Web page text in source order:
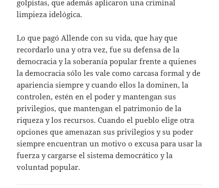
golpistas, que además aplicaron una criminal
limpieza idelógica.
Lo que pagó Allende con su vida, que hay que
recordarlo una y otra vez, fue su defensa de la
democracia y la soberanía popular frente a quienes
la democracia sólo les vale como carcasa formal y de
apariencia siempre y cuando ellos la dominen, la
controlen, estén en el poder y mantengan sus
privilegios, que mantengan el patrimonio de la
riqueza y los recursos. Cuando el pueblo elige otra
opciones que amenazan sus privilegios y su poder
siempre encuentran un motivo o excusa para usar la
fuerza y cargarse el sistema democrático y la
voluntad popular.